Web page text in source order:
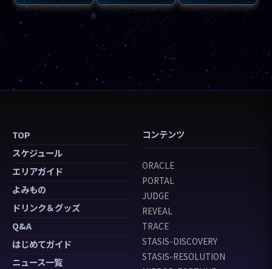
TOP
スケジュール
エリアガイド
よみもの
ドリンク＆グッズ
Q&A
はじめてガイド
ニュース一覧
コンテンツ
ORACLE
PORTAL
JUDGE
REVEAL
TRACE
STASIS-DISCOVERY
STASIS-RESOLUTION